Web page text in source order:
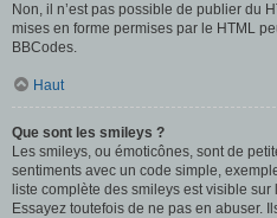
Non, il n’est pas possible de publier du
mises en forme permises par le HTML
BBCodes.
Haut
Que sont les smileys ?
Les smileys, ou émoticônes, sont de
sentiments avec un code simple,
liste complète des smileys est visible
Essayez toutefois de ne pas en abuser.